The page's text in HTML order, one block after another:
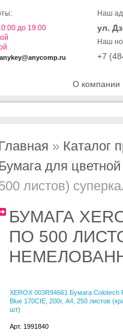
О компании
до 19:00
Наш
ул.
Наш
+7
» Каталог
для цветной
листов)
БУМАГА
ПО 500
XEROX 003R94661 Бумага Colotech
Blue 170CIE, 200г, A4, 250 листов
шт)
Арт. 1991840